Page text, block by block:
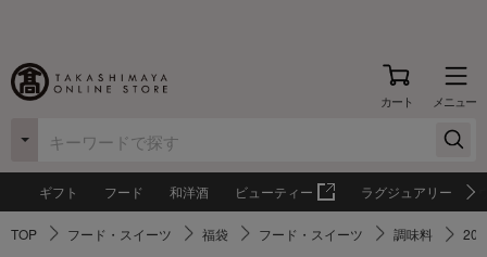
カート メニュー
ギフト フード 和洋酒 ビューティー ラグジュアリー
TOP フード・スイーツ 福袋 フード・スイーツ 調味料